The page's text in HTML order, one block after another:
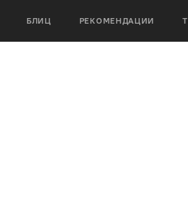
БЛИЦ РЕКОМЕНДАЦИИ